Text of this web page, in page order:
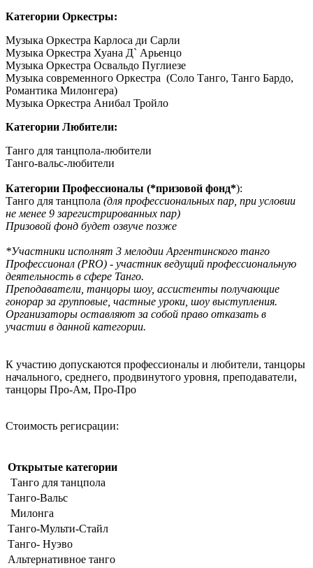
Категории Оркестры:
Музыка Оркестра Карлоса ди Сарли
Музыка Оркестра Хуана Д` Арьенцо
Музыка Оркестра Освальдо Пуглиезе
Музыка современного Оркестра (Соло Танго, Танго Бардо,
Романтика Милонгера)
Музыка Оркестра Анибал Тройло
Категории Любители:
Танго для танцпола-любители
Танго-вальс-любители
Категории Профессионалы (*призовой фонд*):
Танго для танцпола (для профессиональных пар, при условии
не менее 9 зарегистрированных пар)
Призовой фонд будет озвуче позже
*Участники исполнят 3 мелодии Аргентинского танго
Профессионал (PRO) - участник ведущий профессиональную
деятельность в сфере Танго.
Преподаватели, танцоры шоу, ассистенты получающие
гонорар за групповые, частные уроки, шоу выступления.
Организаторы оставляют за собой право отказать в
участии в данной категории.
К участию допускаются профессионалы и любители, танцоры
начального, среднего, продвинутого уровня, преподаватели,
танцоры Про-Ам, Про-Про
Стоимость регисрации:
Открытые категории
Танго для танцпола
Танго-Вальс
Милонга
Танго-Мульти-Стайл
Танго- Нуэво
Альтернативное танго